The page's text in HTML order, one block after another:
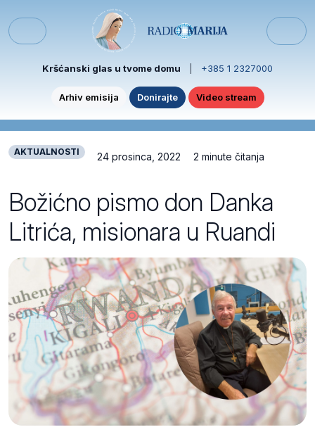
Menu
Kršćanski glas u tvome domu +385 1 2327000
Arhiv emisija Donirajte Video stream
AKTUALNOSTI 24 prosinca, 2022 2 minute čitanja
Božićno pismo don Danka
Litrića, misionara u Ruandi